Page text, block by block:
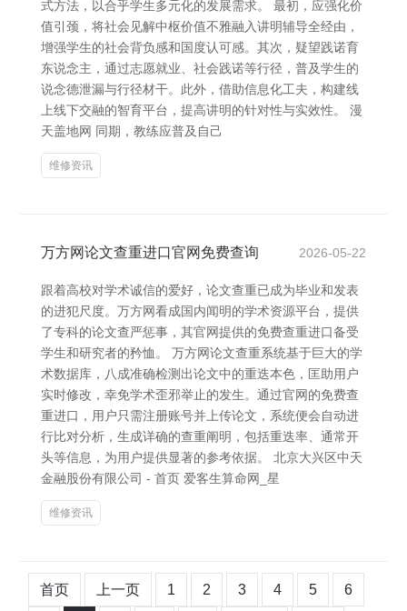
式方法，以合乎学生多元化的发展需求。 最初，应强化价
值引颈，将社会见解中枢价值不雅融入讲明辅导全经由，
增强学生的社会背负感和国度认可感。其次，疑望践诺育
东说念主，通过志愿就业、社会践诺等行径，普及学生的
说念德泄漏与行径材干。此外，借助信息化工夫，构建线
上线下交融的智育平台，提高讲明的针对性与实效性。 漫
天盖地网 同期，教练应普及自己
维修资讯
万方网论文查重进口官网免费查询 2026-05-22
跟着高校对学术诚信的爱好，论文查重已成为毕业和发表
的进犯尺度。万方网看成国内闻明的学术资源平台，提供
了专科的论文查严惩事，其官网提供的免费查重进口备受
学生和研究者的矜恤。 万方网论文查重系统基于巨大的学
术数据库，八成准确检测出论文中的重迭本色，匡助用户
实时修改，幸免学术歪邪举止的发生。通过官网的免费查
重进口，用户只需注册账号并上传论文，系统便会自动进
行比对分析，生成详确的查重阐明，包括重迭率、通常开
头等信息，为用户提供显著的参考依据。 北京大兴区中天
金融股份有限公司 - 首页 爱客生算命网_星
维修资讯
首页 上一页 1 2 3 4 5 6